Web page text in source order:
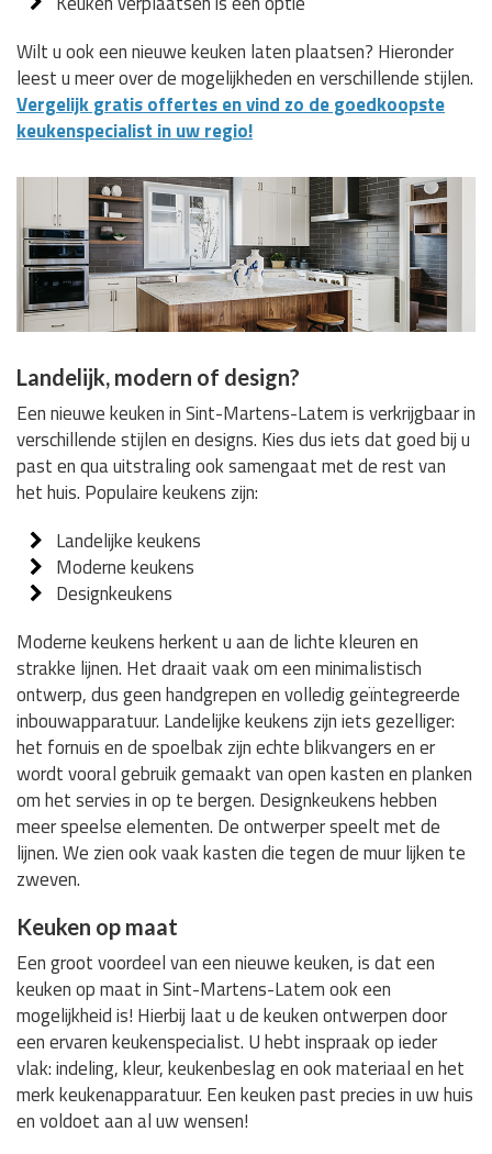
Wilt u ook een nieuwe keuken laten plaatsen? Hieronder
leest u meer over de mogelijkheden en verschillende stijlen.
Vergelijk gratis offertes en vind zo de goedkoopste
keukenspecialist in uw regio!
Landelijk, modern of design?
Een nieuwe keuken in Sint-Martens-Latem is verkrijgbaar in
verschillende stijlen en designs. Kies dus iets dat goed bij u
past en qua uitstraling ook samengaat met de rest van
het huis. Populaire keukens zijn:
Landelijke keukens
Moderne keukens
Designkeukens
Moderne keukens herkent u aan de lichte kleuren en
strakke lijnen. Het draait vaak om een minimalistisch
ontwerp, dus geen handgrepen en volledig geïntegreerde
inbouwapparatuur. Landelijke keukens zijn iets gezelliger:
het fornuis en de spoelbak zijn echte blikvangers en er
wordt vooral gebruik gemaakt van open kasten en planken
om het servies in op te bergen. Designkeukens hebben
meer speelse elementen. De ontwerper speelt met de
lijnen. We zien ook vaak kasten die tegen de muur lijken te
zweven.
Keuken op maat
Een groot voordeel van een nieuwe keuken, is dat een
keuken op maat in Sint-Martens-Latem ook een
mogelijkheid is! Hierbij laat u de keuken ontwerpen door
een ervaren keukenspecialist. U hebt inspraak op ieder
vlak: indeling, kleur, keukenbeslag en ook materiaal en het
merk keukenapparatuur. Een keuken past precies in uw huis
en voldoet aan al uw wensen!